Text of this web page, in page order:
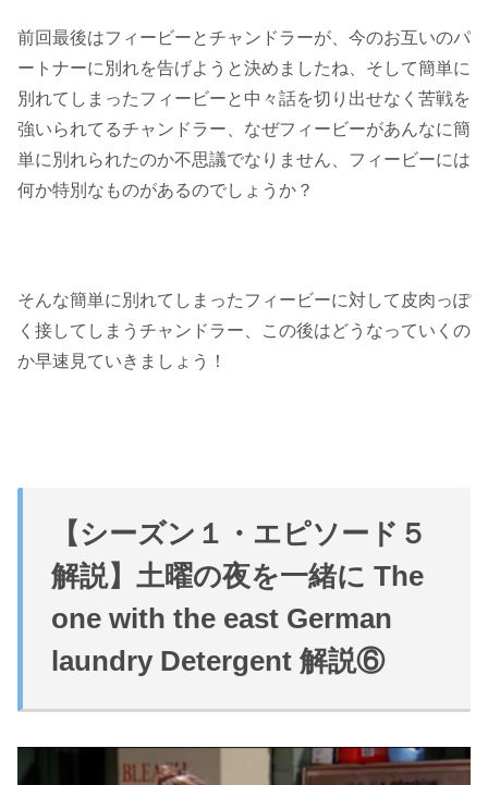
前回最後はフィービーとチャンドラーが、今のお互いのパ
ートナーに別れを告げようと決めましたね、そして簡単に
別れてしまったフィービーと中々話を切り出せなく苦戦を
強いられてるチャンドラー、なぜフィービーがあんなに簡
単に別れられたのか不思議でなりません、フィービーには
何か特別なものがあるのでしょうか？
そんな簡単に別れてしまったフィービーに対して皮肉っぽ
く接してしまうチャンドラー、この後はどうなっていくの
か早速見ていきましょう！
【シーズン１・エピソード５
解説】 土曜の夜を一緒に The
one with the east German
laundry Detergent 解説⑥